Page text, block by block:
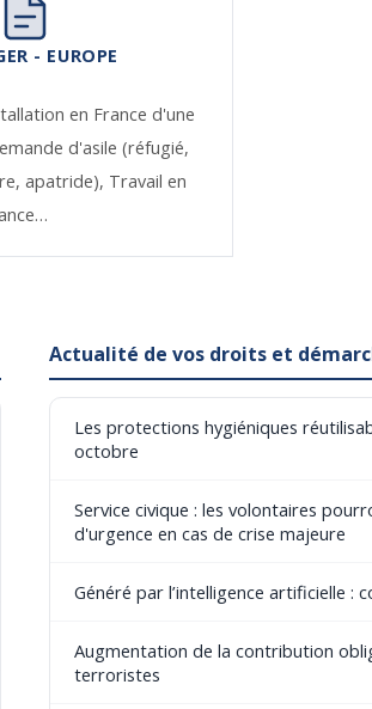
- EUROPE
en France d'une
d'asile (réfugié,
apatride), Travail en
Actualité de vos droits et
Les protections hygiéniques
octobre
Service civique : les volontaires
d'urgence en cas de crise majeure
Généré par l’intelligence artificielle :
Augmentation de la contribution
terroristes